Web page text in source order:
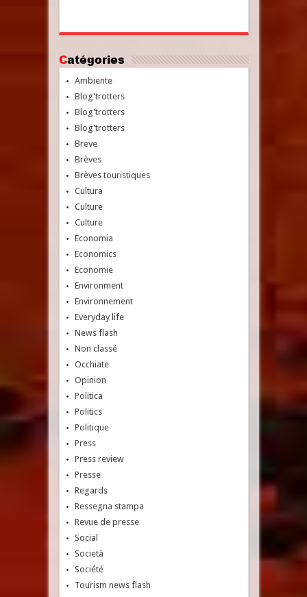
Catégories
Ambiente
Blog'trotters
Blog'trotters
Blog'trotters
Breve
Brèves
Brèves touristiques
Cultura
Culture
Culture
Economia
Economics
Economie
Environment
Environnement
Everyday life
News flash
Non classé
Occhiate
Opinion
Politica
Politics
Politique
Press
Press review
Presse
Regards
Ressegna stampa
Revue de presse
Social
Società
Société
Tourism news flash